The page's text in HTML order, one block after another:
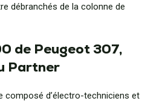
débranchés de la colonne de
de Peugeot 307,
Partner
composé d’électro-techniciens et